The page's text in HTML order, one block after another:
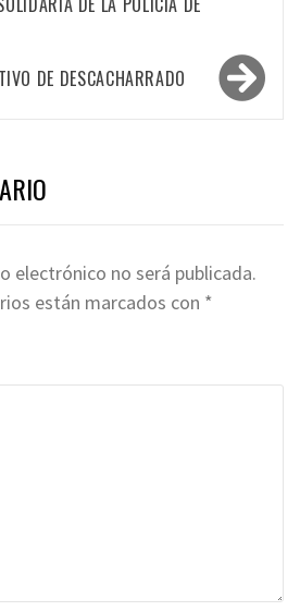
DE DESCACHARRADO
electrónico no será publicada.
están marcados con *